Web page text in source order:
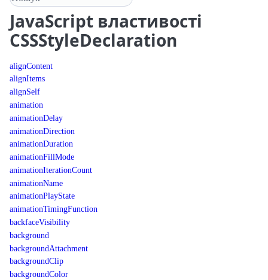
JavaScript властивості
CSSStyleDeclaration
alignContent
alignItems
alignSelf
animation
animationDelay
animationDirection
animationDuration
animationFillMode
animationIterationCount
animationName
animationPlayState
animationTimingFunction
backfaceVisibility
background
backgroundAttachment
backgroundClip
backgroundColor